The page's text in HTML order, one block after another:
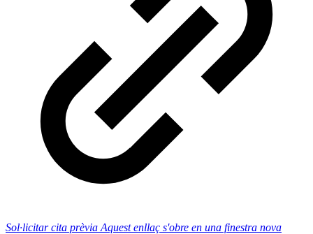
Sol·licitar cita prèvia Aquest enllaç s'obre en una finestra nova